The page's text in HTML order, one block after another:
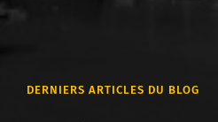
DERNIERS ARTICLES DU BLOG